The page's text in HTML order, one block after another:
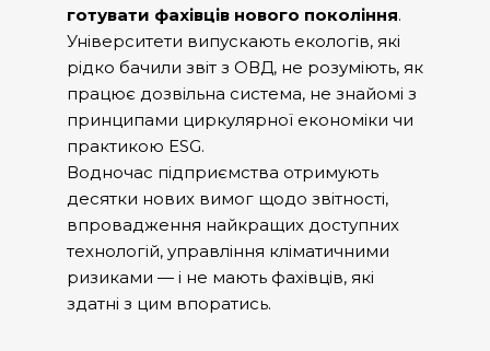
готувати фахівців нового покоління.
Університети випускають екологів, які
рідко бачили звіт з ОВД, не розуміють, як
працює дозвільна система, не знайомі з
принципами циркулярної економіки чи
практикою ESG.
Водночас підприємства отримують
десятки нових вимог щодо звітності,
впровадження найкращих доступних
технологій, управління кліматичними
ризиками — і не мають фахівців, які
здатні з цим впоратись.